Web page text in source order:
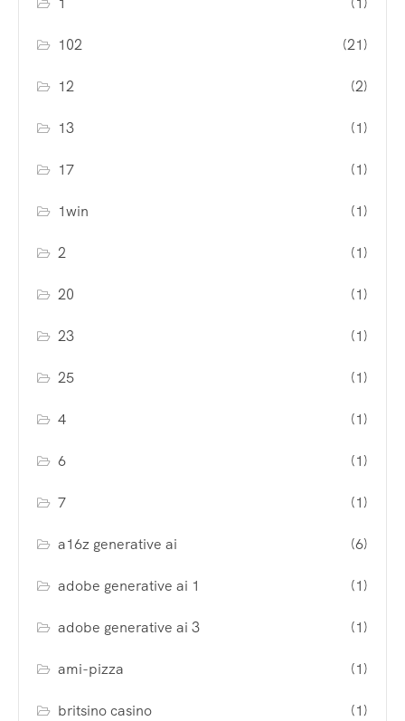
102 (21)
12 (2)
13 (1)
17 (1)
1win (1)
2 (1)
20 (1)
23 (1)
25 (1)
4 (1)
6 (1)
7 (1)
a16z generative ai (6)
adobe generative ai 1 (1)
adobe generative ai 3 (1)
ami-pizza (1)
britsino casino (1)